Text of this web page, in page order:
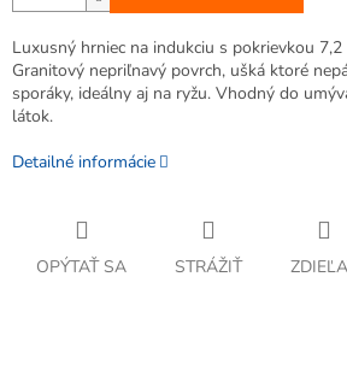
Luxusný hrniec na indukciu s pokrievkou
Granitový nepriľnavý povrch, ušká ktoré
sporáky, ideálny aj na ryžu. Vhodný do
látok.
Detailné informácie
OPÝTAŤ SA STRÁŽIŤ